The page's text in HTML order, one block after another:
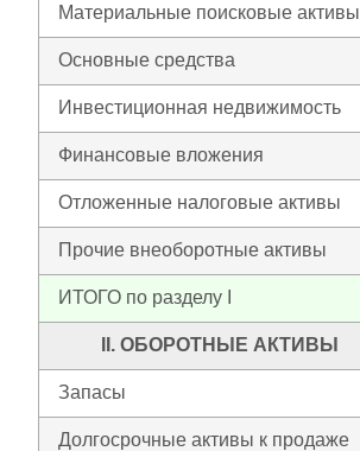
Материальные поисковые активы
Основные средства
Инвестиционная недвижимость
Финансовые вложения
Отложенные налоговые активы
Прочие внеоборотные активы
ИТОГО по разделу I
II. ОБОРОТНЫЕ АКТИВЫ
Запасы
Долгосрочные активы к продаже